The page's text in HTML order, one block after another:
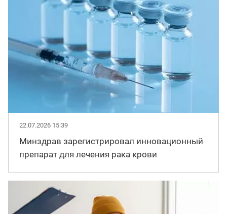
22.07.2026 15:39
Минздрав зарегистрировал инновационный
препарат для лечения рака крови